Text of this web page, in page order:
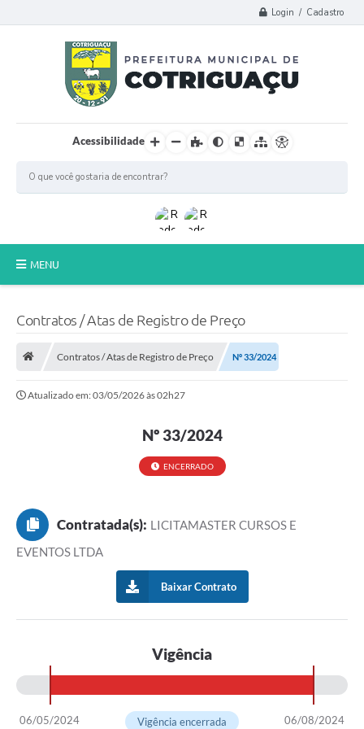
Login / Cadastro
Acessibilidade
MENU
A Prefeitura
Município
Imprensa
Galeria de Fotos
Ouvidoria
Arquivos para Download
Carta de Serviços
Contratos / Atas de Registro de Preço
Contratos / Atas de Registro de Preço Nº 33/2024
Atualizado em: 03/05/2026 às 02h27
Nº 33/2024
ENCERRADO
Contratada(s): LICITAMASTER CURSOS E
EVENTOS LTDA
Baixar Contrato
Vigência
06/05/2024 06/08/2024
Vigência encerrada